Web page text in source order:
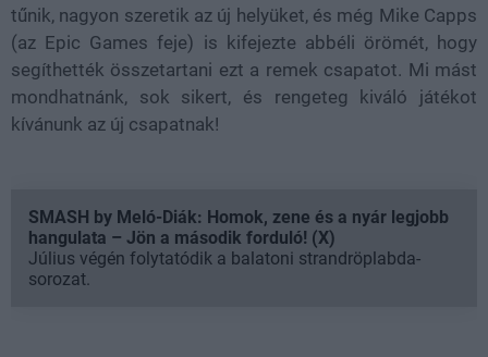
tűnik, nagyon szeretik az új helyüket, és még Mike Capps
(az Epic Games feje) is kifejezte abbéli örömét, hogy
segíthették összetartani ezt a remek csapatot. Mi mást
mondhatnánk, sok sikert, és rengeteg kiváló játékot
kívánunk az új csapatnak!
SMASH by Meló-Diák: Homok, zene és a nyár legjobb
hangulata – Jön a második forduló! (X)
Július végén folytatódik a balatoni strandröplabda-
sorozat.